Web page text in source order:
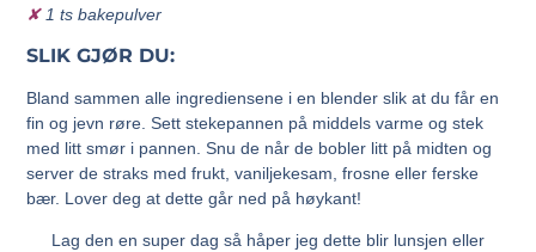
✘1 ts bakepulver
SLIK GJØR DU:
Bland sammen alle ingrediensene i en blender slik at du får en
fin og jevn røre. Sett stekepannen på middels varme og stek
med litt smør i pannen. Snu de når de bobler litt på midten og
server de straks med frukt, vaniljekesam, frosne eller ferske
bær. Lover deg at dette går ned på høykant!
Lag den en super dag så håper jeg dette blir lunsjen eller